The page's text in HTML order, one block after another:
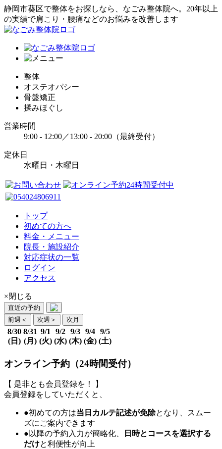
静岡市葵区で整体をお探しなら、なごみ整体院へ。20年以上
の実績で肩こり・腰痛などのお悩みを改善します
整体
オステオパシー
骨盤矯正
揉みほぐし
営業時間
9:00 - 12:00／13:00 - 20:00（最終受付）
定休日
水曜日・木曜日
トップ
初めての方へ
料金・メニュー
院長・施設紹介
対応症状の一覧
ログイン
アクセス
×閉じる
直近の予約
前週 ＜ 次週 ＞ 次月
8/30
(日)
8/31
(月)
9/1
(火)
9/2
(水)
9/3
(木)
9/4
(金)
9/5
(土)
オンライン予約（24時間受付）
【 是非とも会員登録を！ 】
会員登録をしていただくと、
●初めての方は当日カルテ記述が免除となり、スムー
ズにご案内できます
●以降の予約入力が簡略化、
日時とコースを選択する
だけと利便性が向上